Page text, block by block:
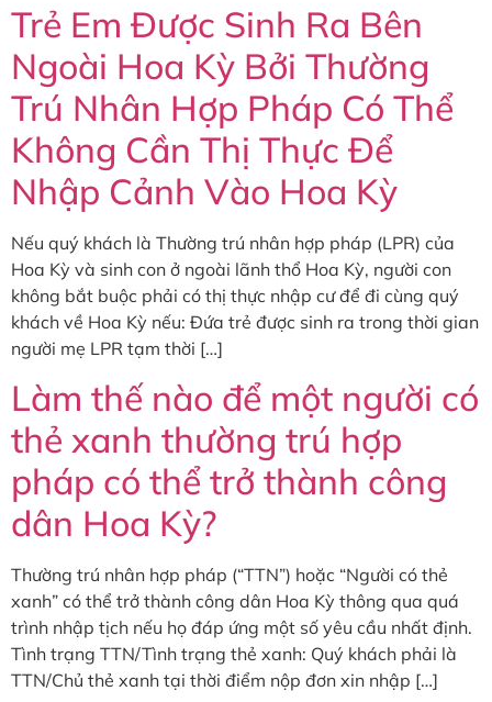
Trẻ Em Được Sinh Ra Bên
Ngoài Hoa Kỳ Bởi Thường
Trú Nhân Hợp Pháp Có Thể
Không Cần Thị Thực Để
Nhập Cảnh Vào Hoa Kỳ
Nếu quý khách là Thường trú nhân hợp pháp (LPR) của
Hoa Kỳ và sinh con ở ngoài lãnh thổ Hoa Kỳ, người con
không bắt buộc phải có thị thực nhập cư để đi cùng quý
khách về Hoa Kỳ nếu: Đứa trẻ được sinh ra trong thời gian
người mẹ LPR tạm thời […]
Làm thế nào để một người có
thẻ xanh thường trú hợp
pháp có thể trở thành công
dân Hoa Kỳ?
Thường trú nhân hợp pháp (“TTN”) hoặc “Người có thẻ
xanh” có thể trở thành công dân Hoa Kỳ thông qua quá
trình nhập tịch nếu họ đáp ứng một số yêu cầu nhất định.
Tình trạng TTN/Tình trạng thẻ xanh: Quý khách phải là
TTN/Chủ thẻ xanh tại thời điểm nộp đơn xin nhập […]